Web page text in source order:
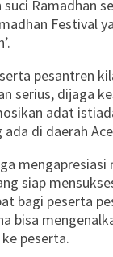
Ramadhan
Festival
pesantren
serius, dijaga
adat
di daerah
siap
bagi peserta
bisa
peserta.